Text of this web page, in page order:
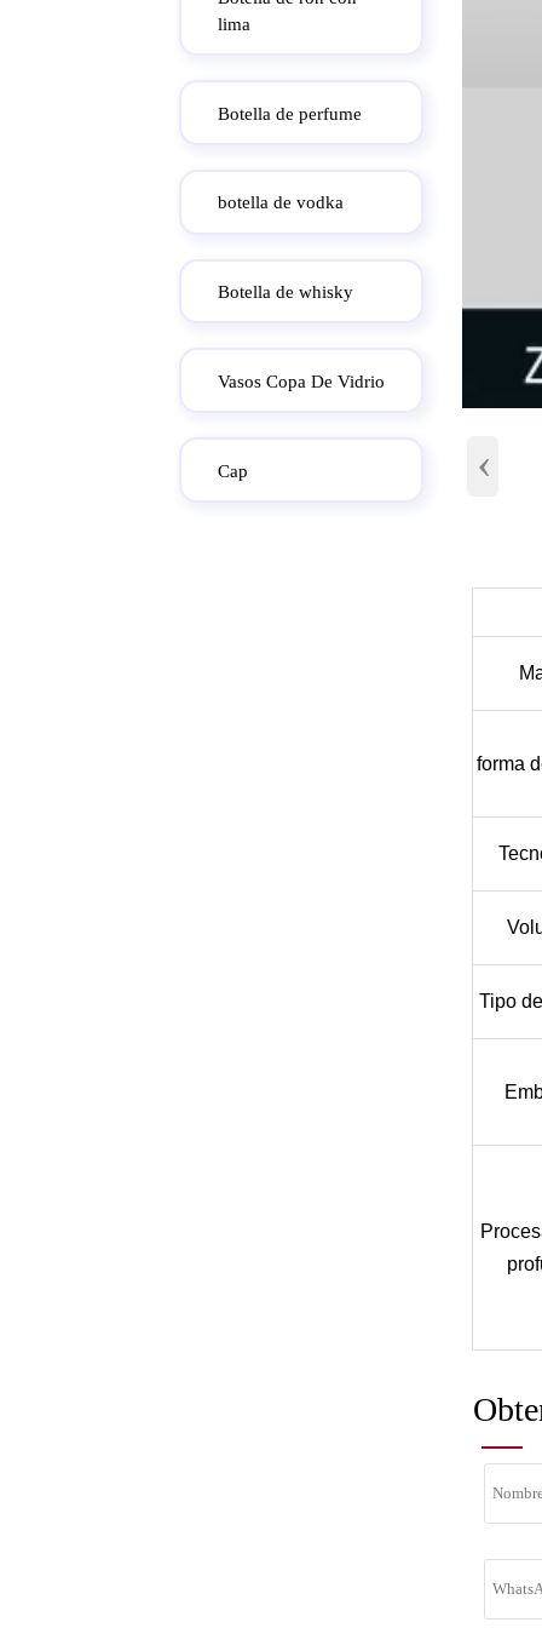
lima
Botella de perfume
botella de vodka
Botella de whisky
Vasos Copa De Vidrio
Cap ‹
forma
Tipo